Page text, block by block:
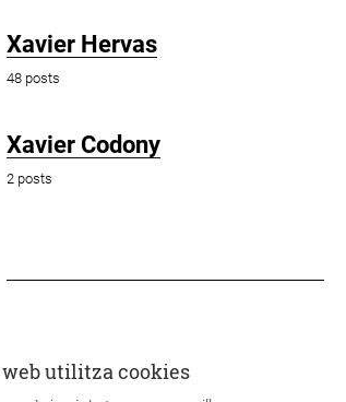
Xavier Hervas
48 posts
Xavier Codony
2 posts
utilitza cookies